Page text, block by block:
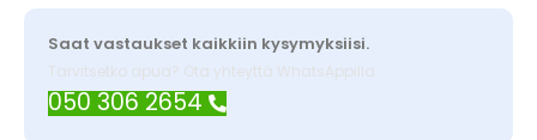
Saat vastaukset kaikkiin kysymyksiisi.
Tarvitsetko apua? Ota yhteyttä WhatsAppilla
050 306 2654